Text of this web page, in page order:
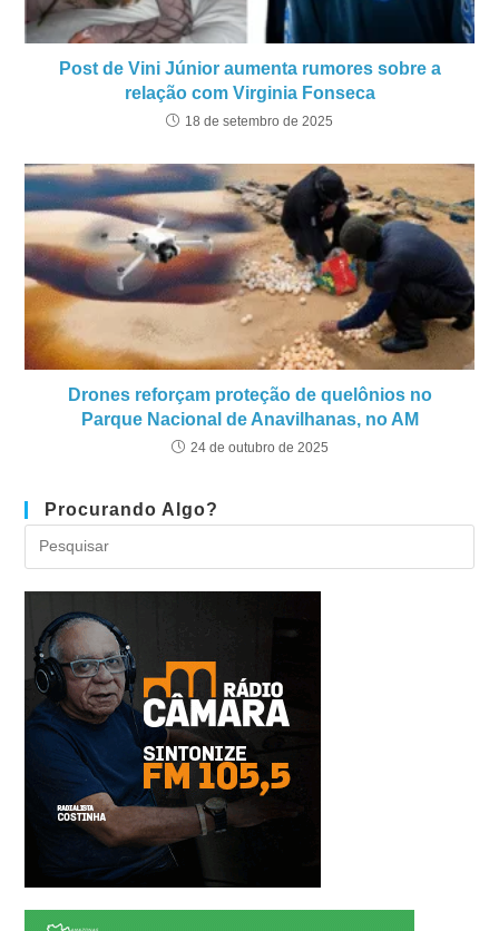
Post de Vini Júnior aumenta rumores sobre a
relação com Virginia Fonseca
18 de setembro de 2025
Drones reforçam proteção de quelônios no
Parque Nacional de Anavilhanas, no AM
24 de outubro de 2025
Procurando Algo?